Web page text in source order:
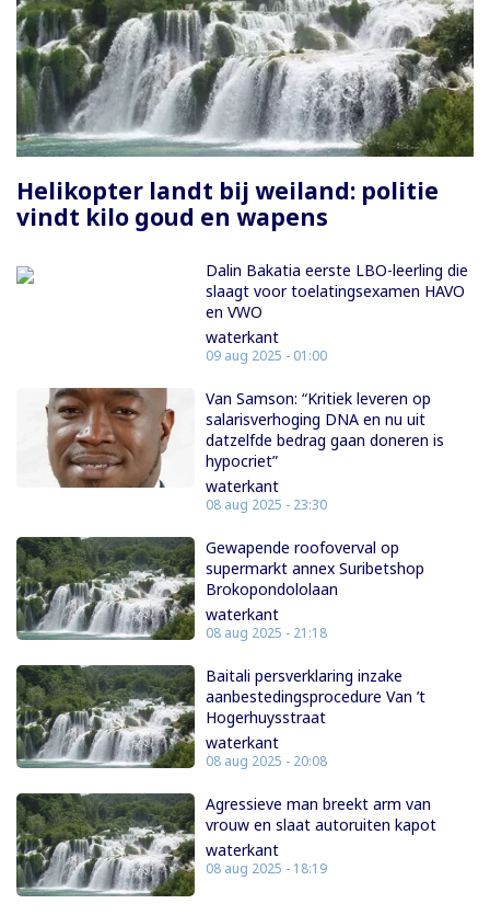
Helikopter landt bij weiland: politie
vindt kilo goud en wapens
Dalin Bakatia eerste LBO-leerling die
slaagt voor toelatingsexamen HAVO
en VWO
waterkant
09 aug 2025 - 01:00
Van Samson: “Kritiek leveren op
salarisverhoging DNA en nu uit
datzelfde bedrag gaan doneren is
hypocriet”
waterkant
08 aug 2025 - 23:30
Gewapende roofoverval op
supermarkt annex Suribetshop
Brokopondololaan
waterkant
08 aug 2025 - 21:18
Baitali persverklaring inzake
aanbestedingsprocedure Van ’t
Hogerhuysstraat
waterkant
08 aug 2025 - 20:08
Agressieve man breekt arm van
vrouw en slaat autoruiten kapot
waterkant
08 aug 2025 - 18:19